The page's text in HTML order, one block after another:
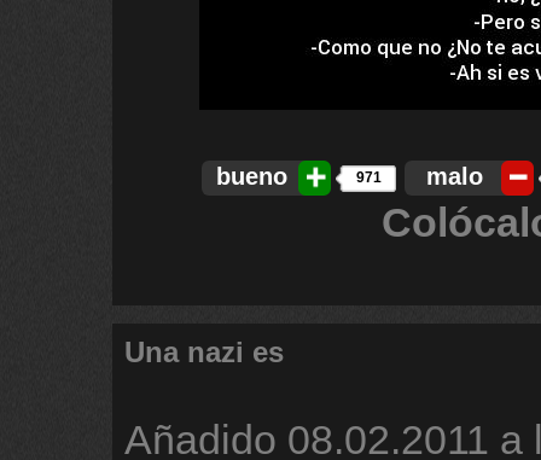
bueno 971 malo
Una nazi es
Añadido 08.02.2011 a